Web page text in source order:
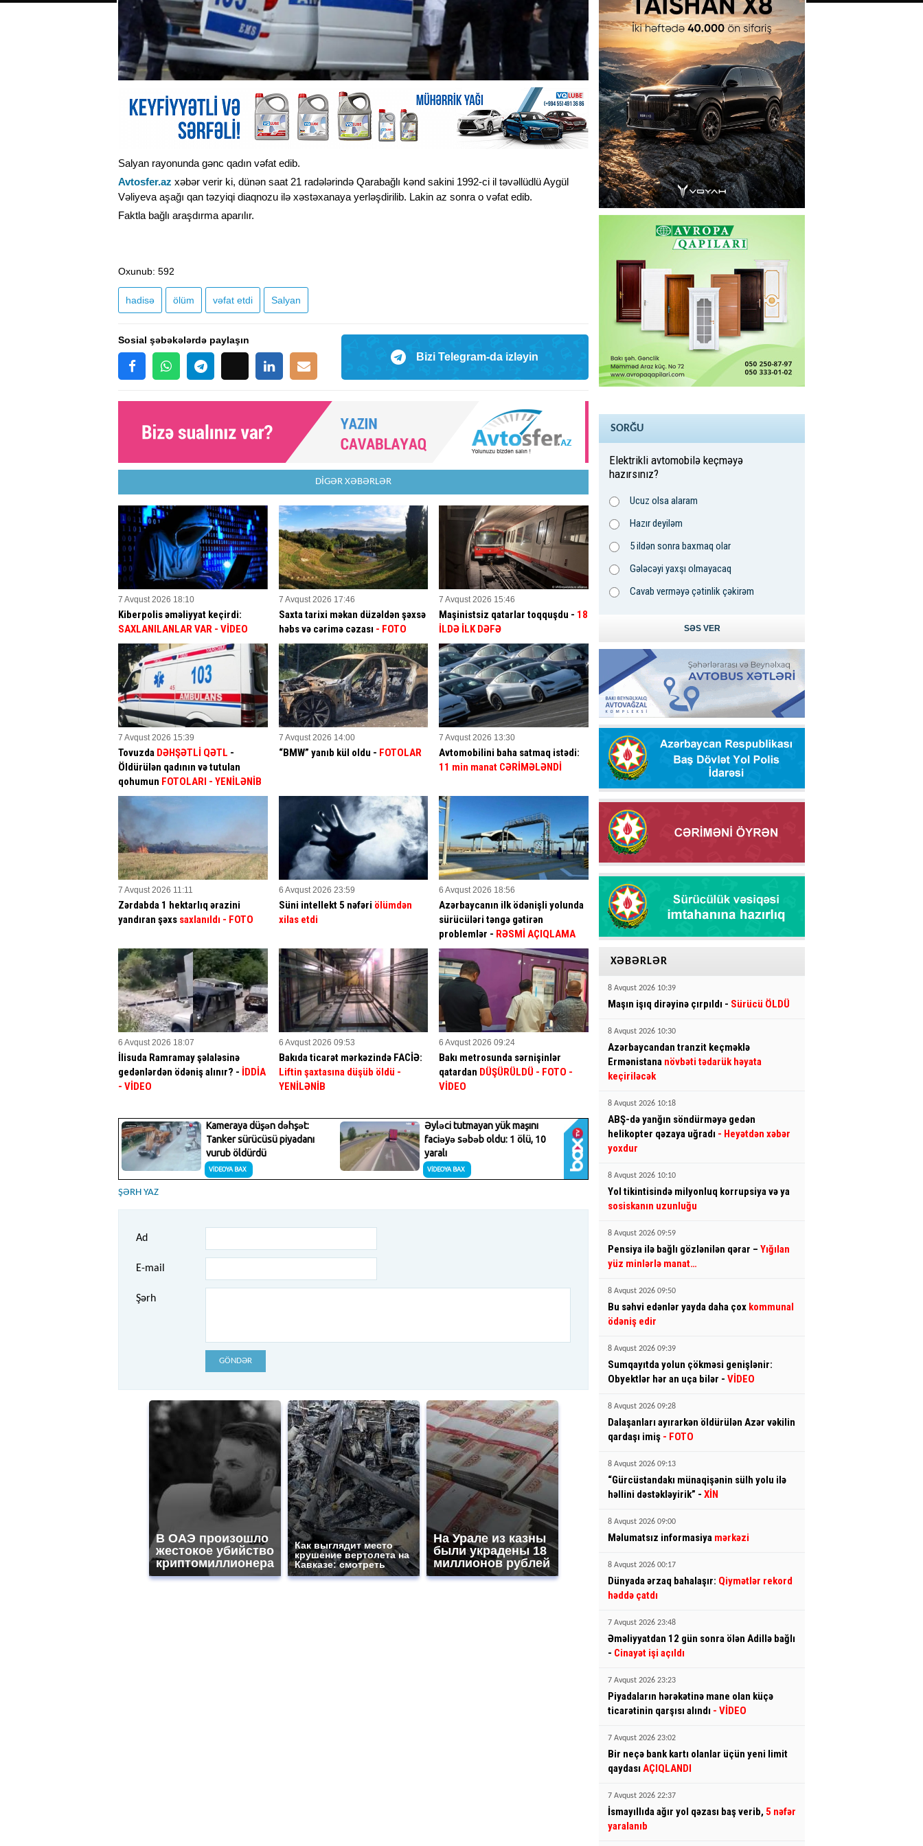
Salyan rayonunda gənc qadın vəfat edib.
Avtosfer.az xəbər verir ki, dünən saat 21 radələrində Qarabağlı kənd sakini 1992-ci il təvəllüdlü Aygül
Vəliyeva aşağı qan təzyiqi diaqnozu ilə xəstəxanaya yerləşdirilib. Lakin az sonra o vəfat edib.
Faktla bağlı araşdırma aparılır.
Oxunub: 592
hadisə ölüm vəfat etdi Salyan
Sosial şəbəkələrdə paylaşın
Bizi Telegram-da izləyin
DİGƏR XƏBƏRLƏR
7 Avqust 2026 18:10
Kiberpolis əməliyyat keçirdi:
SAXLANILANLAR VAR - VİDEO
7 Avqust 2026 17:46
Saxta tarixi məkan düzəldən şəxsə
həbs və cərimə cəzası - FOTO
7 Avqust 2026 15:46
Maşinistsiz qatarlar toqquşdu - 18
İLDƏ İLK DƏFƏ
7 Avqust 2026 15:39
Tovuzda DƏHŞƏTLİ QƏTL -
Öldürülən qadının və tutulan
qohumun FOTOLARI - YENİLƏNİB
7 Avqust 2026 14:00
“BMW” yanıb kül oldu - FOTOLAR
7 Avqust 2026 13:30
Avtomobilini baha satmaq istədi:
11 min manat CƏRİMƏLƏNDİ
7 Avqust 2026 11:11
Zərdabda 1 hektarlıq ərazini
yandıran şəxs saxlanıldı - FOTO
6 Avqust 2026 23:59
Süni intellekt 5 nəfəri ölümdən
xilas etdi
6 Avqust 2026 18:56
Azərbaycanın ilk ödənişli yolunda
sürücüləri təngə gətirən
problemlər - RƏSMİ AÇIQLAMA
6 Avqust 2026 18:07
İlisuda Ramramay şəlaləsinə
gedənlərdən ödəniş alınır? - İDDİA
- VİDEO
6 Avqust 2026 09:53
Bakıda ticarət mərkəzində FACİƏ:
Liftin şaxtasına düşüb öldü -
YENİLƏNİB
6 Avqust 2026 09:24
Bakı metrosunda sərnişinlər
qatardan DÜŞÜRÜLDÜ - FOTO -
VİDEO
ŞƏRH YAZ
Ad
E-mail
Şərh
GÖNDƏR
В ОАЭ произошло
жестокое убийство
криптомиллионера
Как выглядит место
крушение вертолета на
Кавказе: смотреть
На Урале из казны
были украдены 18
миллионов рублей
SORĞU
Elektrikli avtomobilə keçməyə
hazırsınız?
Ucuz olsa alaram
Hazır deyiləm
5 ildən sonra baxmaq olar
Gələcəyi yaxşı olmayacaq
Cavab verməyə çətinlik çəkirəm
XƏBƏRLƏR
8 Avqust 2026 10:39
Maşın işıq dirəyinə çırpıldı - Sürücü ÖLDÜ
8 Avqust 2026 10:30
Azərbaycandan tranzit keçməklə
Ermənistana növbəti tədarük həyata
keçiriləcək
8 Avqust 2026 10:18
ABŞ-də yanğın söndürməyə gedən
helikopter qəzaya uğradı - Heyətdən xəbər
yoxdur
8 Avqust 2026 10:10
Yol tikintisində milyonluq korrupsiya və ya
sosiskanın uzunluğu
8 Avqust 2026 09:59
Pensiya ilə bağlı gözlənilən qərar – Yığılan
yüz minlərlə manat…
8 Avqust 2026 09:50
Bu səhvi edənlər yayda daha çox kommunal
ödəniş edir
8 Avqust 2026 09:39
Sumqayıtda yolun çökməsi genişlənir:
Obyektlər hər an uça bilər - VİDEO
8 Avqust 2026 09:28
Dalaşanları ayırarkən öldürülən Azər vəkilin
qardaşı imiş - FOTO
8 Avqust 2026 09:13
“Gürcüstandakı münaqişənin sülh yolu ilə
həllini dəstəkləyirik” - XİN
8 Avqust 2026 09:00
Məlumatsız informasiya mərkəzi
8 Avqust 2026 00:17
Dünyada ərzaq bahalaşır: Qiymətlər rekord
həddə çatdı
7 Avqust 2026 23:48
Əməliyyatdan 12 gün sonra ölən Adillə bağlı
- Cinayət işi açıldı
7 Avqust 2026 23:23
Piyadaların hərəkətinə mane olan küçə
ticarətinin qarşısı alındı - VİDEO
7 Avqust 2026 23:02
Bir neçə bank kartı olanlar üçün yeni limit
qaydası AÇIQLANDI
7 Avqust 2026 22:37
İsmayıllıda ağır yol qəzası baş verib, 5 nəfər
yaralanıb